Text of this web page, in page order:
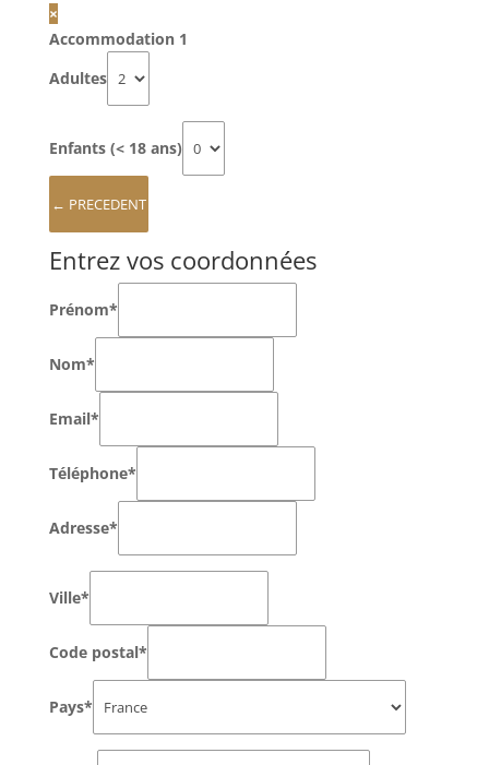
×
Accommodation 1
Adultes
Enfants (< 18 ans)
Entrez vos coordonnées
Prénom*
Nom*
Email*
Téléphone*
Adresse*
Ville*
Code postal*
Pays*